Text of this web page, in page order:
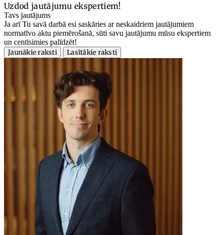
Uzdod jautājumu ekspertiem!
Tavs jautājums
Ja arī Tu savā darbā esi saskāries ar neskaidriem jautājumiem
normatīvo aktu piemērošanā, sūti savu jautājumu mūsu ekspertiem
un centīsimies palīdzēt!
Jaunākie raksti
Lasītākie raksti